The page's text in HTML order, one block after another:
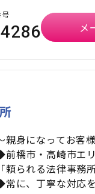
メ
親身になってお客
橋市・高崎市エ
「頼られる法律事務
に、丁寧な対応